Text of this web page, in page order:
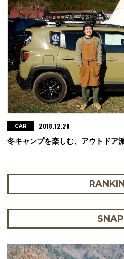
冬キャンプを楽しむ、アウトド
CAR 2018.12.28
SNAP